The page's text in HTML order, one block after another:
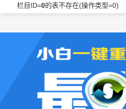
栏目ID=0的表不存在(操作类型=0)